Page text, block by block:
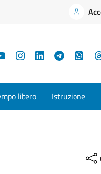
YouTubeInstagramLinkedInTelegram
libero Istruzione